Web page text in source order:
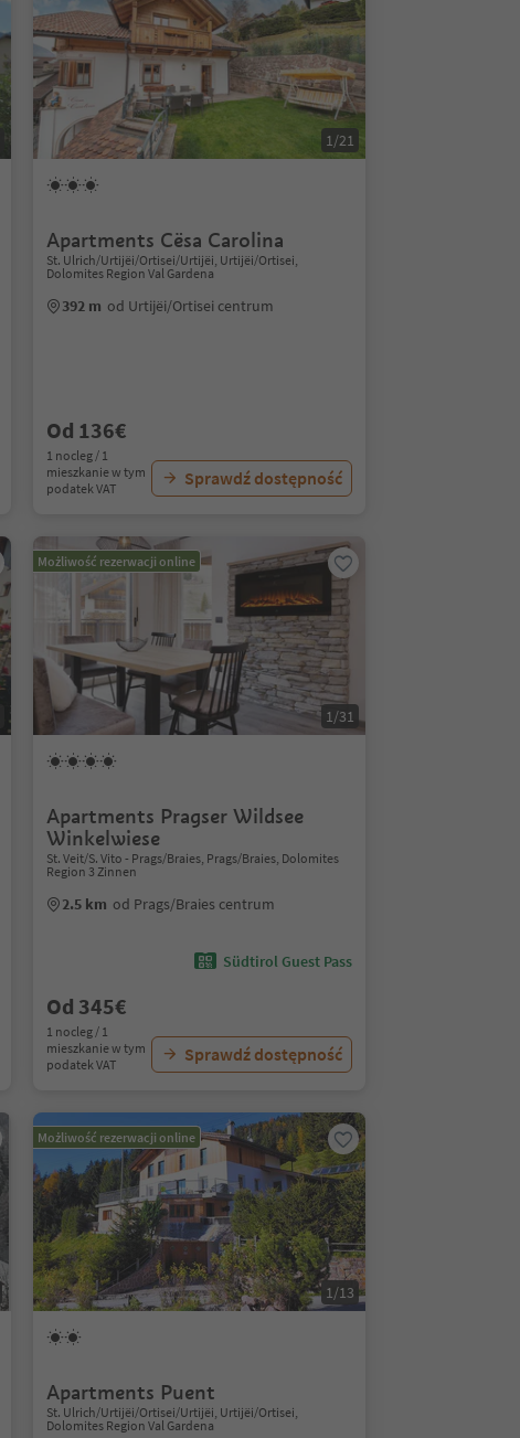
1/21
Apartments Cësa Carolina
St. Ulrich/Urtijëi/Ortisei/Urtijëi, Urtijëi/Ortisei,
Dolomites Region Val Gardena
392 m od Urtijëi/Ortisei centrum
Od 136€
1 nocleg / 1
mieszkanie w tym
podatek VAT
Sprawdź dostępność
Możliwość rezerwacji online
1/31
Apartments Pragser Wildsee
Winkelwiese
St. Veit/S. Vito - Prags/Braies, Prags/Braies, Dolomites
Region 3 Zinnen
2.5 km od Prags/Braies centrum
Südtirol Guest Pass
Od 345€
1 nocleg / 1
mieszkanie w tym
podatek VAT
Sprawdź dostępność
Możliwość rezerwacji online
1/13
Apartments Puent
St. Ulrich/Urtijëi/Ortisei/Urtijëi, Urtijëi/Ortisei,
Dolomites Region Val Gardena